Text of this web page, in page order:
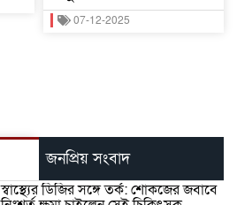
07-12-2025
জনপ্রিয় সংবাদ
স্বাস্থ্যের ডিজির সঙ্গে তর্ক: শোকজের জবাবে